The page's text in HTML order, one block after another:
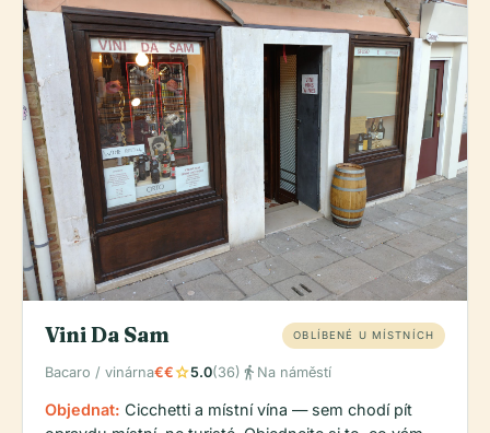
Vini Da Sam OBLÍBENÉ U MÍSTNÍCH
Bacaro / vinárna€€star5.0(36) directions_walk Na náměstí
Objednat: Cicchetti a místní vína — sem chodí pít